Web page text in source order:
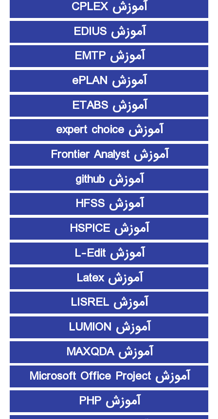
آموزش CPLEX
آموزش EDIUS
آموزش EMTP
آموزش ePLAN
آموزش ETABS
آموزش expert choice
آموزش Frontier Analyst
آموزش github
آموزش HFSS
آموزش HSPICE
آموزش L-Edit
آموزش Latex
آموزش LISREL
آموزش LUMION
آموزش MAXQDA
آموزش Microsoft Office Project
آموزش PHP